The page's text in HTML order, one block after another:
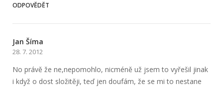
ODPOVĚDĚT
Jan Šíma
28. 7. 2012
No právě že ne,nepomohlo, nicméně už jsem to vyřešil jinak
i když o dost složitěji, teď jen doufám, že se mi to nestane